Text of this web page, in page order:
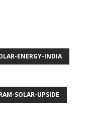
ENERGY-INDIA
SOLAR-UPSIDE